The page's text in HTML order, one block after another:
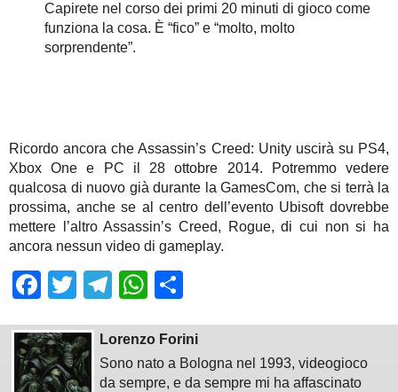
Capirete nel corso dei primi 20 minuti di gioco come
funziona la cosa. È “fico” e “molto, molto
sorprendente”.
Ricordo ancora che Assassin’s Creed: Unity uscirà su PS4,
Xbox One e PC il 28 ottobre 2014. Potremmo vedere
qualcosa di nuovo già durante la GamesCom, che si terrà la
prossima, anche se al centro dell’evento Ubisoft dovrebbe
mettere l’altro Assassin’s Creed, Rogue, di cui non si ha
ancora nessun video di gameplay.
Facebook
TwitterTelegram
WhatsApp
Lorenzo Forini
Sono nato a Bologna nel 1993, videogioco
da sempre, e da sempre mi ha affascinato